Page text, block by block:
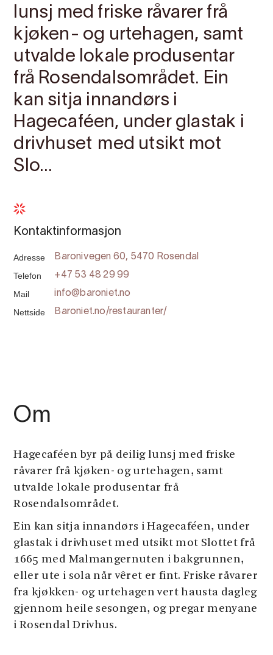
lunsj med friske råvarer frå
kjøken- og urtehagen, samt
utvalde lokale produsentar
frå Rosendalsområdet. Ein
kan sitja innandørs i
Hagecaféen, under glastak i
drivhuset med utsikt mot
Slo...
Kontaktinformasjon
Adresse Baronivegen 60, 5470 Rosendal
Telefon +47 53 48 29 99
Mail info@baroniet.no
Nettside Baroniet.no/restauranter/
Om
Hagecaféen byr på deilig lunsj med friske
råvarer frå kjøken- og urtehagen, samt
utvalde lokale produsentar frå
Rosendalsområdet.
Ein kan sitja innandørs i Hagecaféen, under
glastak i drivhuset med utsikt mot Slottet frå
1665 med Malmangernuten i bakgrunnen,
eller ute i sola når vêret er fint. Friske råvarer
fra kjøkken- og urtehagen vert hausta dagleg
gjennom heile sesongen, og pregar menyane
i Rosendal Drivhus.